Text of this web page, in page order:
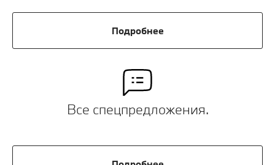
Подробнее
Все спецпредложения.